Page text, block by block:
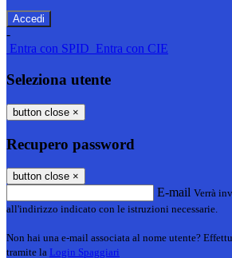
-
Entra con SPID Entra con CIE
Seleziona utente
button close ×
Recupero password
button close ×
E-mail Verrà
all'indirizzo indicato con le istruzioni necessarie.
Non hai una e-mail associata al nome utente?
tramite la Login Spaggiari